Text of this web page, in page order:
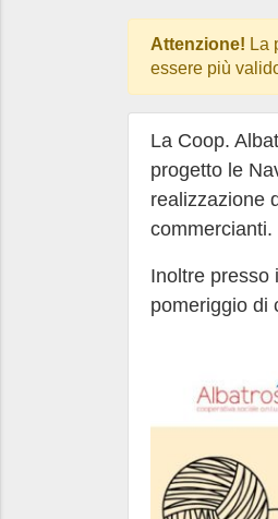
Attenzione! La
essere più
La Coop.
progetto le
realizzazione
commercianti.
Inoltre presso
pomeriggio di